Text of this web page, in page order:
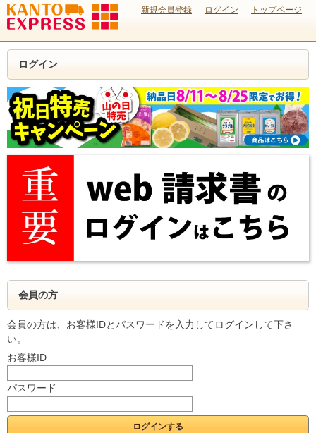
新規会員登録 ログイン トップページ
ログイン
会員の方
会員の方は、お客様IDとパスワードを入力してログインして下さ
い。
お客様ID
パスワード